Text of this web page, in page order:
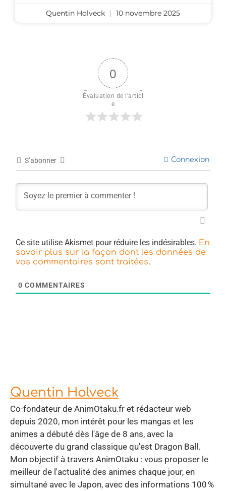
Quentin Holveck 10 novembre 2025
0
Évaluation de l'articl
e
S’abonner Connexion
Ce site utilise Akismet pour réduire les indésirables. En
savoir plus sur la façon dont les données de
vos commentaires sont traitées.
0 COMMENTAIRES
Quentin Holveck
Co-fondateur de AnimOtaku.fr et rédacteur web
depuis 2020, mon intérêt pour les mangas et les
animes a débuté dès l'âge de 8 ans, avec la
découverte du grand classique qu'est Dragon Ball.
Mon objectif à travers AnimOtaku : vous proposer le
meilleur de l'actualité des animes chaque jour, en
simultané avec le Japon, avec des informations 100 %